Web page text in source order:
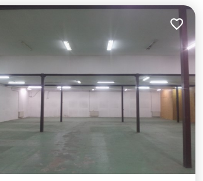
Dodaj